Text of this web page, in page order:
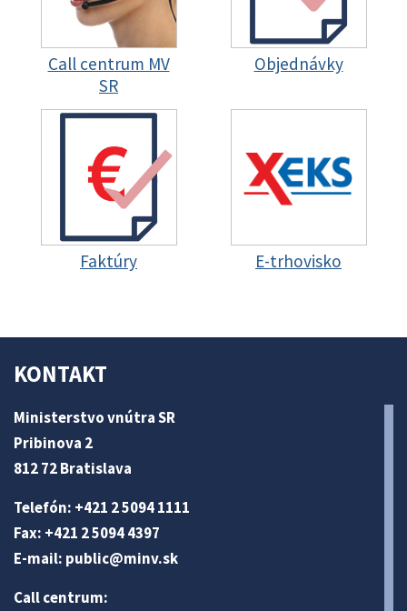
Call centrum MV
SR
Objednávky
Faktúry E-trhovisko
KONTAKT
Ministerstvo vnútra SR
Pribinova 2
812 72 Bratislava
Telefón: +421 2 5094 1111
Fax: +421 2 5094 4397
E-mail: public@minv.sk
Call centrum: